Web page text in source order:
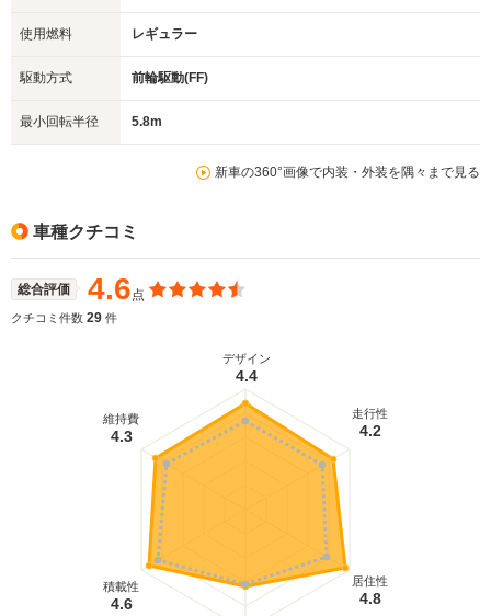
使用燃料 レギュラー
駆動方式 前輪駆動(FF)
最小回転半径 5.8m
新車の360°画像で内装・外装を隅々まで見る
車種クチコミ
総合評価 4.6点
クチコミ件数 29 件
デザイン
4.4
走行性
4.2
居住性
4.8
積載性
4.6
維持費
4.3